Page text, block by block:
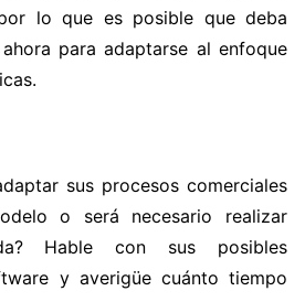
lo que es posible que deba
para adaptarse al enfoque
sus procesos comerciales
o será necesario realizar
Hable con sus posibles
y averigüe cuánto tiempo